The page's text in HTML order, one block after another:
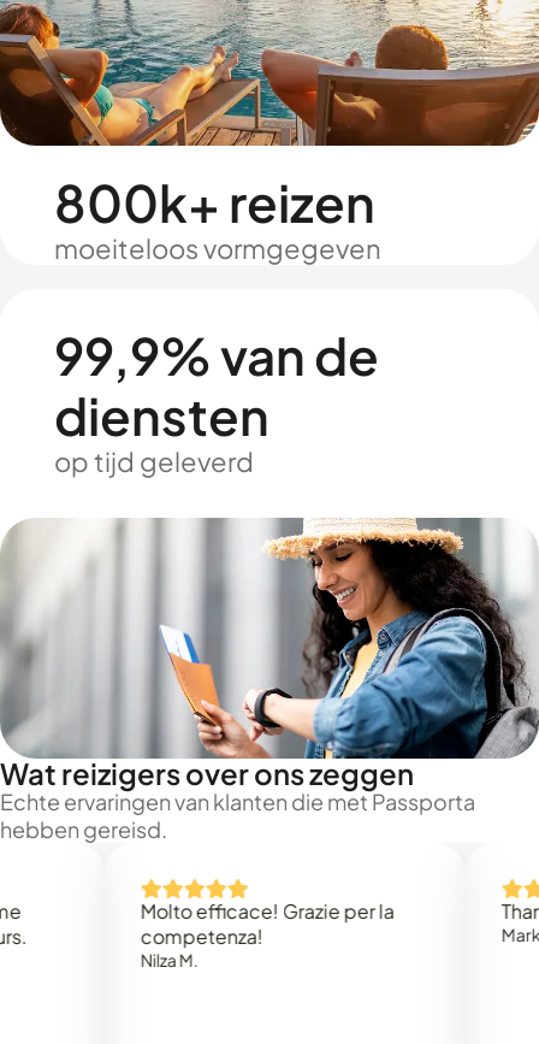
800k+ reizen
moeiteloos vormgegeven
99,9% van de
diensten
op tijd geleverd
Wat reizigers over ons zeggen
Echte ervaringen van klanten die met Passporta
hebben gereisd.
Molto efficace! Grazie per la
competenza!
Nilza M.
Thank
Mark N.